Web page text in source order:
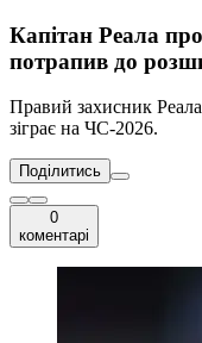
Капітан Реала
потрапив до
Правий захисник Реала
зіграє на ЧС-2026.
Поділитись
0
коментарі